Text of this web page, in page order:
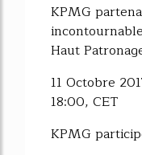
KPMG
Haut
11 Octobre
18:00, CET
KPMG